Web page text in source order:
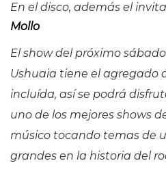
En el disco, además el
Mollo
El show del próximo
Ushuaia tiene el agregado
incluída, así se podrá
uno de los mejores shows
músico tocando temas de
grandes en la historia del